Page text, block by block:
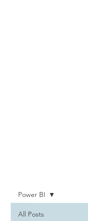
All Posts
Power BI